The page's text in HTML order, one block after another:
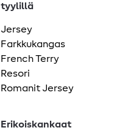
tyylillä
Jersey
Farkkukangas
French Terry
Resori
Romanit Jersey
Erikoiskankaat